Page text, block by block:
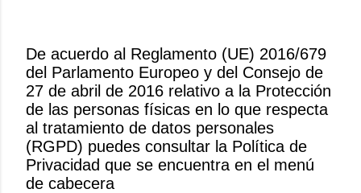
P
u
b
l
i
c
a
De acuerdo al Reglamento (UE) 2016/679
del Parlamento Europeo y del Consejo de
27 de abril de 2016 relativo a la Protección
de las personas físicas en lo que respecta
al tratamiento de datos personales
(RGPD) puedes consultar la Política de
Privacidad que se encuentra en el menú
de cabecera